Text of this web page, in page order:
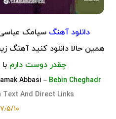
دانلود آهنگ سیامک
همین حالا دانلود کنید آهنگ
چقدر دوست دارم
Abbasi – Bebin Cheghadr
Text And Direct Links
۷٫۵/۱۰